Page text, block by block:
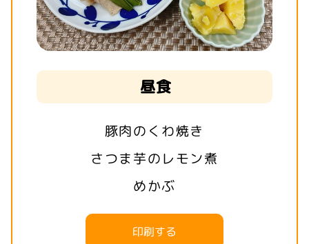
昼食
豚肉のくわ焼き
さつま芋のレモン煮
めかぶ
印刷する